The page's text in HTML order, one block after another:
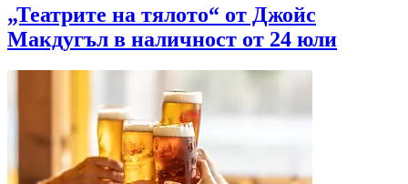
„Театрите на тялото“ от Джойс
Макдугъл в наличност от 24 юли